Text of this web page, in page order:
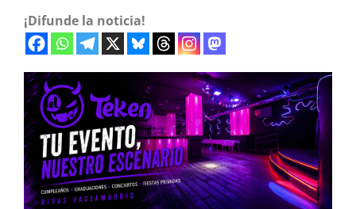
¡Difunde la noticia!